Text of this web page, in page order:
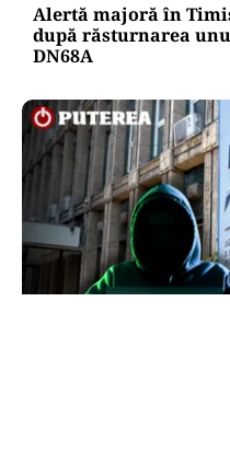
Alertă majoră în
după răsturnarea
DN68A